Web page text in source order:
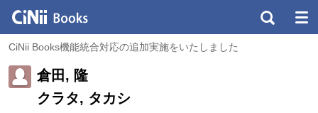
CiNii Books機能統合対応の追加実施をいたしました
倉田, 隆
クラタ, タカシ